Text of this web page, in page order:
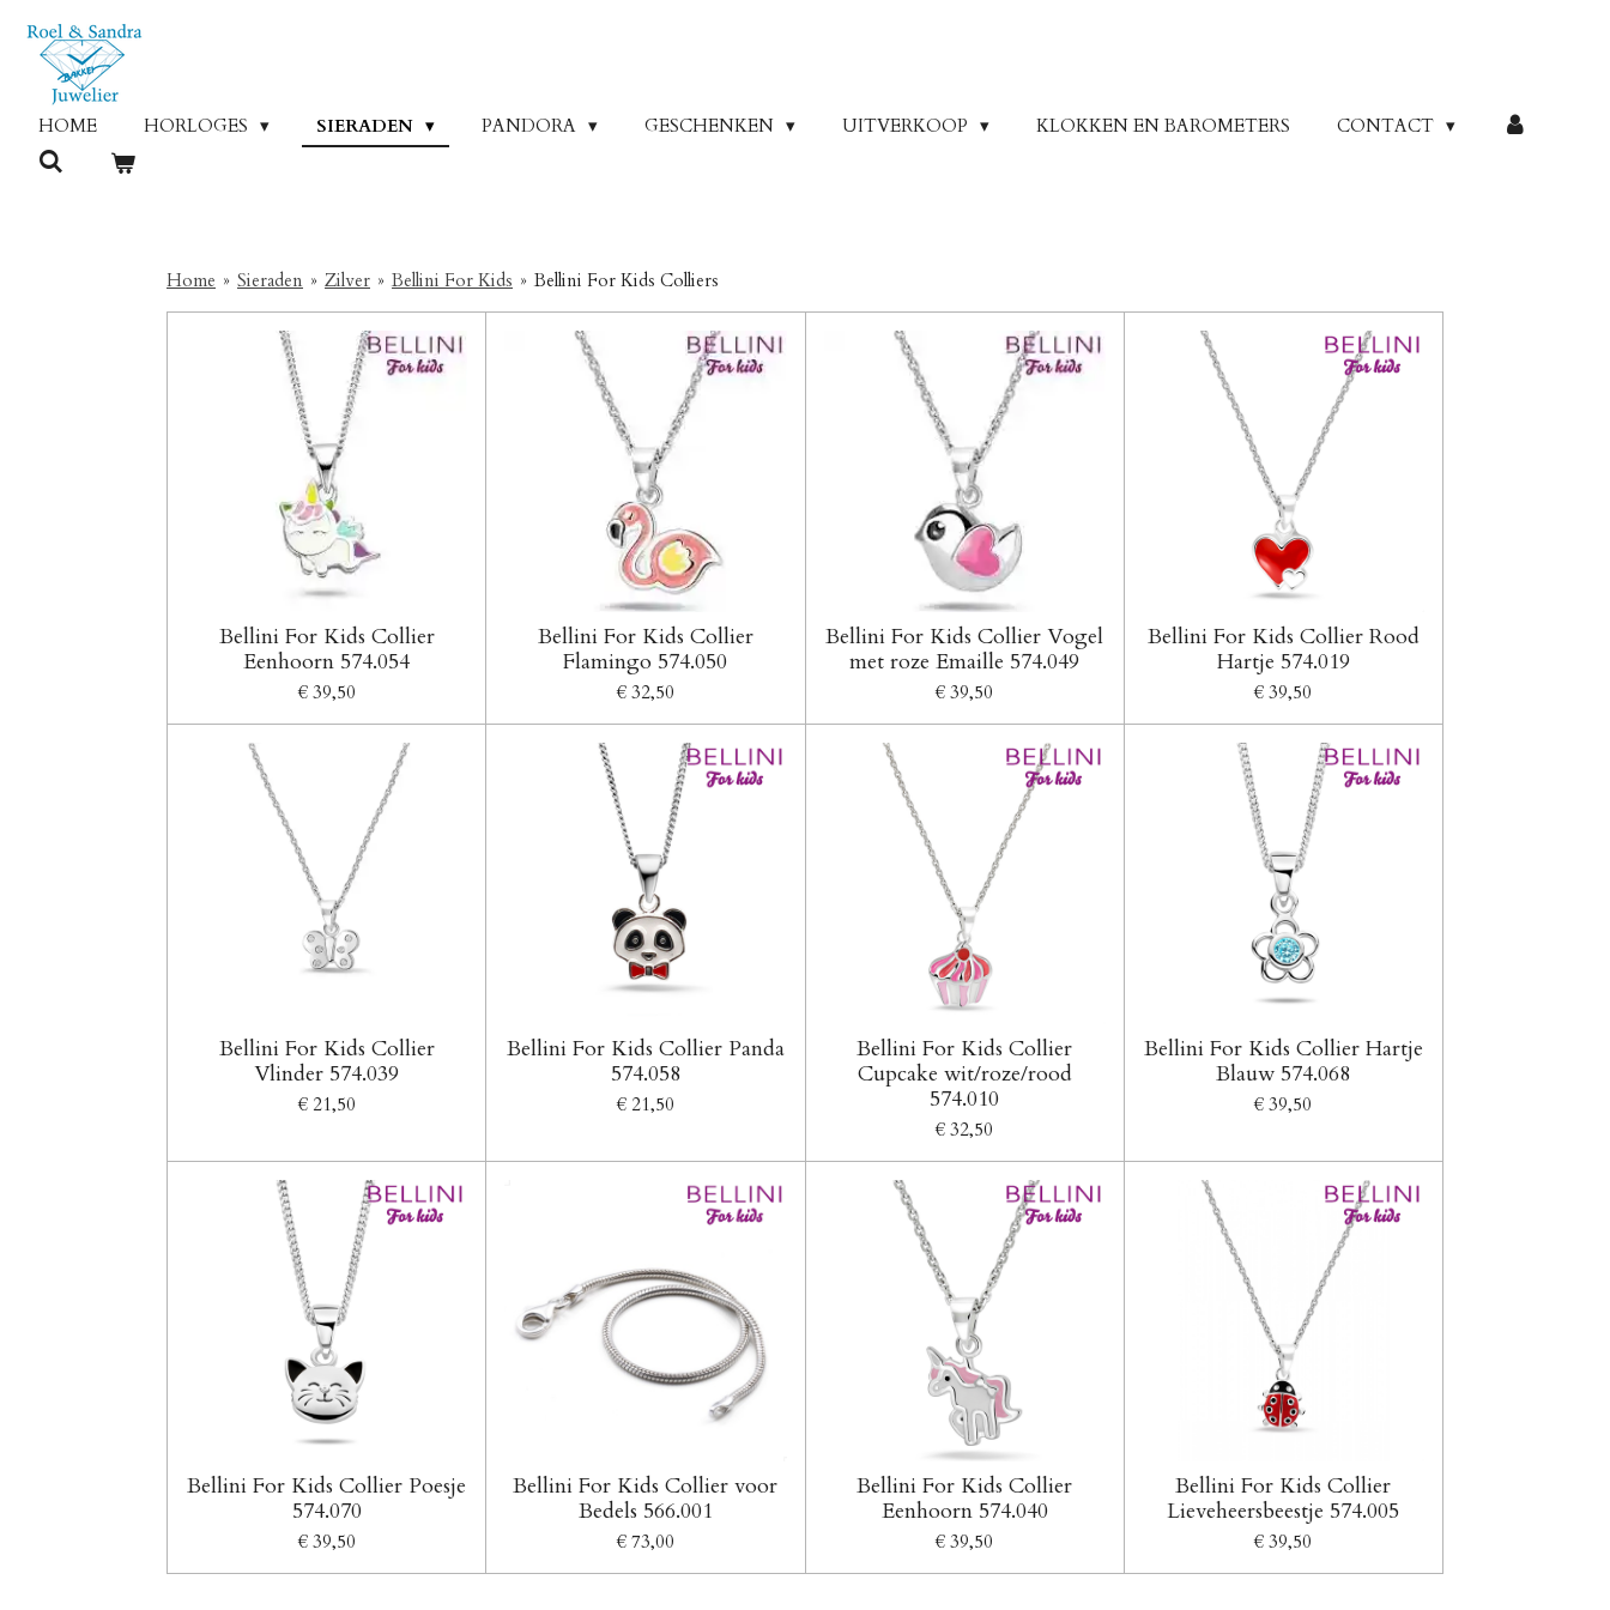
Ga
direct
hoofdinhoud
HOME HORLOGES SIERADEN PANDORA GESCHENKEN UITVERKOOP KLOKKEN EN BAROMETERS CONTACT
Home » Sieraden » Zilver » Bellini For Kids » Bellini For Kids Colliers
Bellini For Kids Collier
Eenhoorn 574.054
€ 39,50
Bellini For Kids Collier
Flamingo 574.050
€ 32,50
Bellini For Kids Collier Vogel
met roze Emaille 574.049
€ 39,50
Bellini For Kids Collier Rood
Hartje 574.019
€ 39,50
Bellini For Kids Collier
Vlinder 574.039
€ 21,50
Bellini For Kids Collier Panda
574.058
€ 21,50
Bellini For Kids Collier
Cupcake wit/roze/rood
574.010
€ 32,50
Bellini For Kids Collier Hartje
Blauw 574.068
€ 39,50
Bellini For Kids Collier Poesje
574.070
€ 39,50
Bellini For Kids Collier voor
Bedels 566.001
€ 73,00
Bellini For Kids Collier
Eenhoorn 574.040
€ 39,50
Bellini For Kids Collier
Lieveheersbeestje 574.005
€ 39,50